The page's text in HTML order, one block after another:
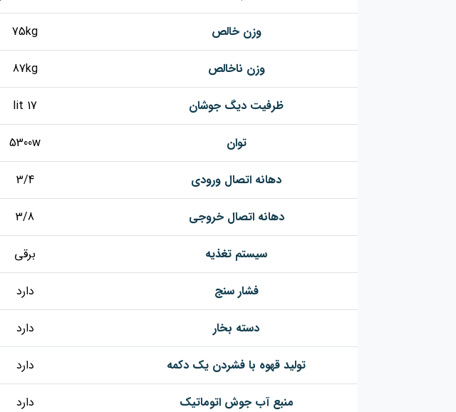
وزن خالص 75kg
وزن ناخالص 87kg
ظرفیت دیگ جوشان 17 lit
توان 5300w
دهانه اتصال ورودی 3/4
دهانه اتصال خروجی 3/8
سیستم تغذیه برقی
فشار سنج دارد
دسته بخار دارد
تولید قهوه با فشردن یک دکمه دارد
منبع آب جوش اتوماتیک دارد